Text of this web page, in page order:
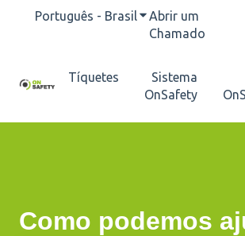
Português - BrasilMostrar submenu
Abrir um
Chamado
Tíquetes
Sistema
OnSafety
Como podemos